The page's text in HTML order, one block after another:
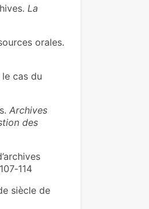
La
orales.
cas du
Archives
des
siècle de